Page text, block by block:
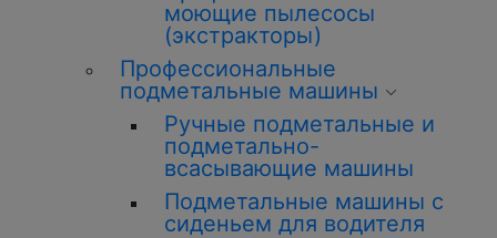
моющие пылесосы
(экстракторы)
Профессиональные
подметальные машины
Ручные подметальные и
подметально-
всасывающие машины
Подметальные машины с
сиденьем для водителя